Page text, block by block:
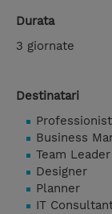
Durata
3 giornate
Destinatari
Business
Team Leader
Designer
Planner
IT